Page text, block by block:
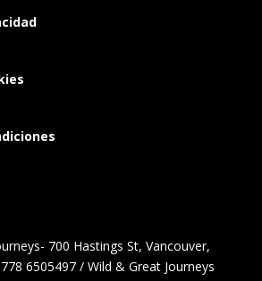
700 Hastings St, Vancouver,
6505497 / Wild & Great Journeys